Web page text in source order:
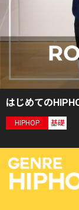
はじめての
HIPHOP 基礎